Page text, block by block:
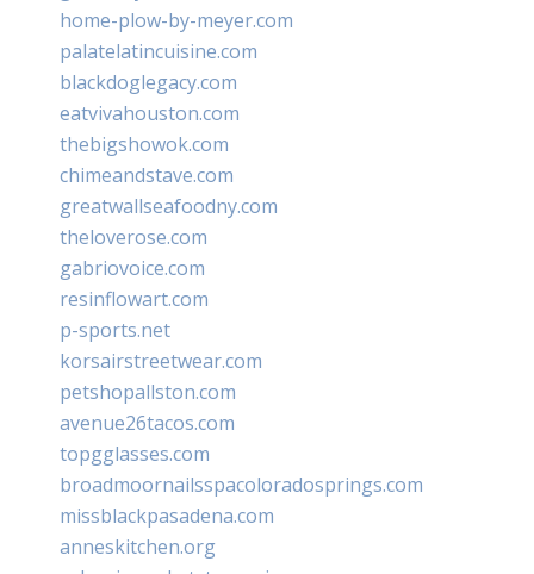
home-plow-by-meyer.com
palatelatincuisine.com
blackdoglegacy.com
eatvivahouston.com
thebigshowok.com
chimeandstave.com
greatwallseafoodny.com
theloverose.com
gabriovoice.com
resinflowart.com
p-sports.net
korsairstreetwear.com
petshopallston.com
avenue26tacos.com
topgglasses.com
broadmoornailsspacoloradosprings.com
missblackpasadena.com
anneskitchen.org